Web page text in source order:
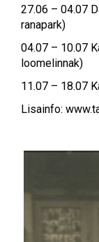
27.06 – 04.07
ranapark)
04.07 – 10.07
loomelinnak)
11.07 – 18.07
Lisainfo: